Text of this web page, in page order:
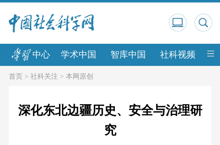
中心 学术中国 智库中国 社科视频 中
首页> 社科关注 > 本网原创
深化东北边疆历史、安全与治理研
究